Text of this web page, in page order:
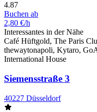
4.87
Buchen ab
2,80 €/h
Interessantes in der Nähe
Café Hüftgold, The Paris
thewaytonapoli, Kytaro,
International House
Siemensstraße 3
40227 Düsseldorf